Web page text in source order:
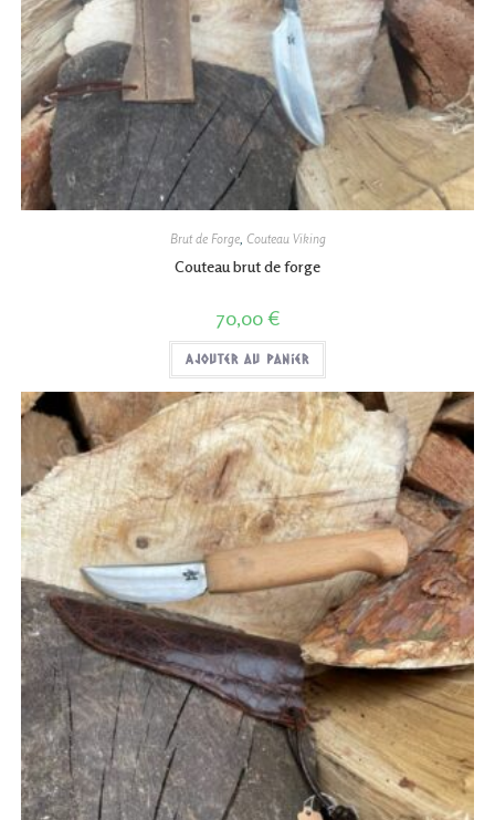
Brut de Forge, Couteau Viking
Couteau brut de forge
70,00€
Ajouter au panier